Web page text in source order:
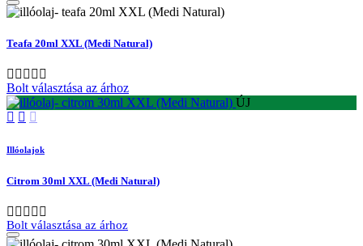
Teafa 20ml XXL (Medi Natural)
Bolt választása az árhoz
ÚJ
Illóolajok
Citrom 30ml XXL (Medi Natural)
Bolt választása az árhoz